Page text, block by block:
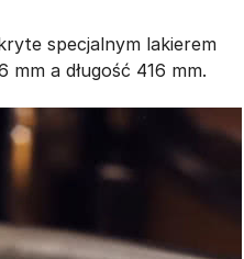
specjalnym lakierem
a długość 416 mm.